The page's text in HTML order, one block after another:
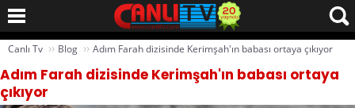
Canlı Tv ›› Blog ›› Adım Farah dizisinde Kerimşah'ın babası ortaya çıkıyor
Adım Farah dizisinde Kerimşah'ın babası ortaya
çıkıyor